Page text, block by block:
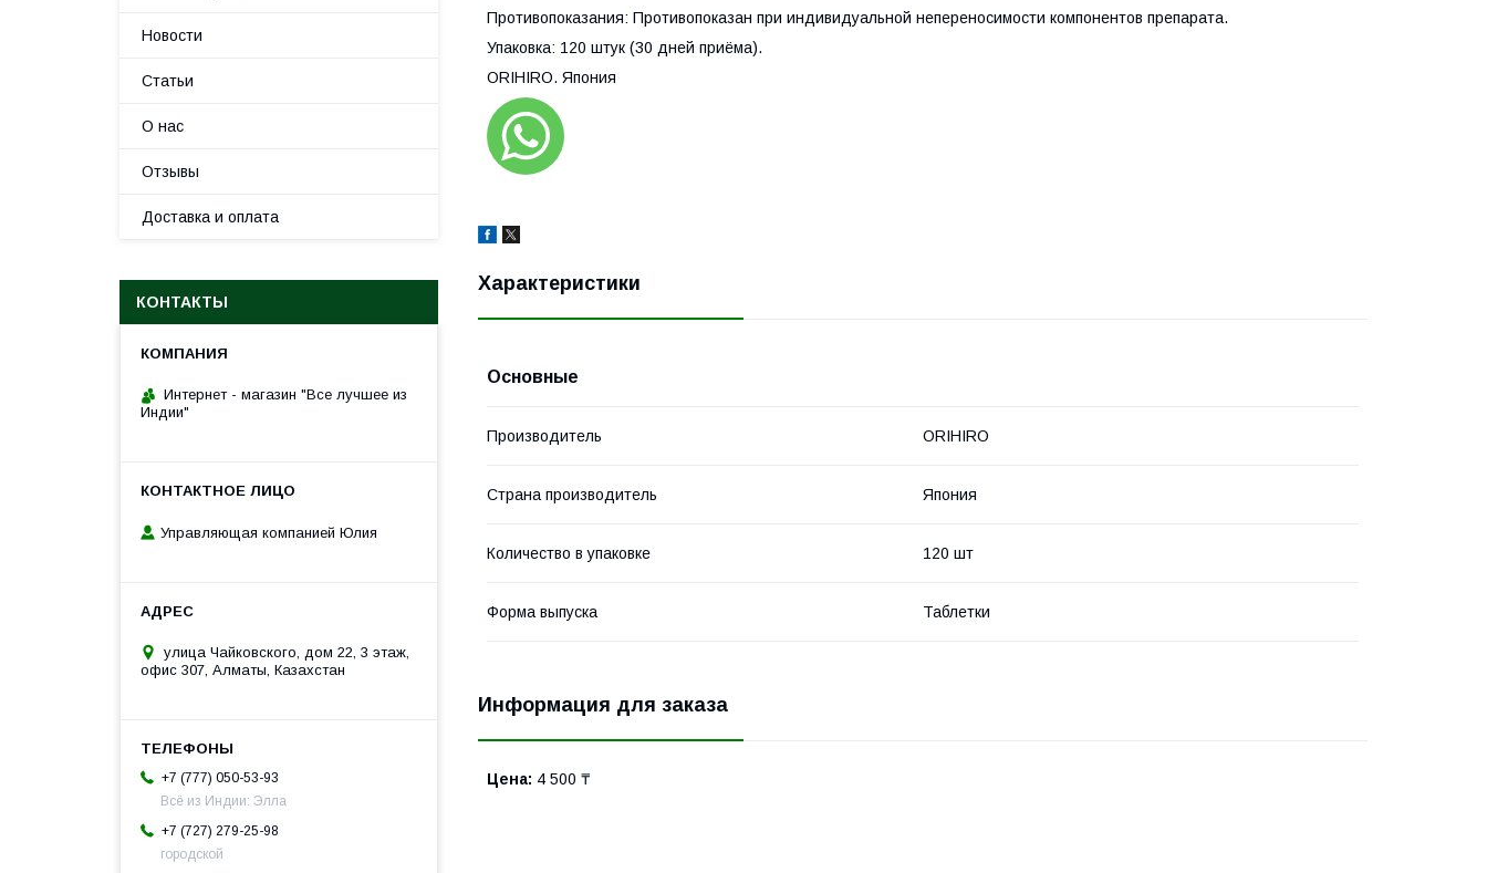
Противопоказания: Противопоказан при индивидуальной непереносимости компонентов препарата.
Упаковка: 120 штук (30 дней приёма).
ORIHIRO. Япония
Характеристики
Основные
Производитель ORIHIRO
Страна производитель Япония
Количество в упаковке 120 шт
Форма выпуска Таблетки
Информация для заказа
Цена: 4 500 ₸
Новости
Статьи
О нас
Отзывы
Доставка и оплата
КОНТАКТЫ
Интернет - магазин "Все лучшее из
Индии"
Управляющая компанией Юлия
улица Чайковского, дом 22, 3 этаж,
офис 307, Алматы, Казахстан
+7 (777) 050-53-93
Всё из Индии: Элла
+7 (727) 279-25-98
городской